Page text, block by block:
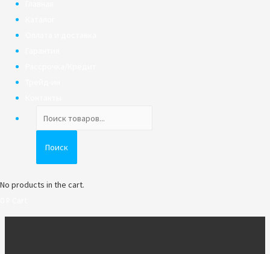
товаров
Поиск
No products in the cart.